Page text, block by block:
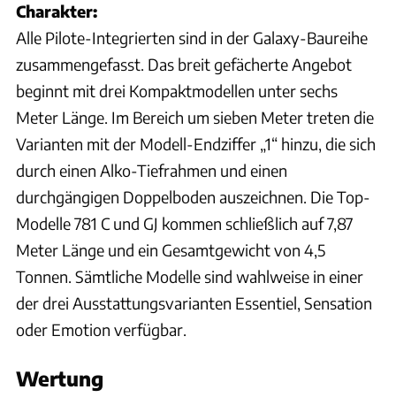
Charakter:
Alle Pilote-Integrierten sind in der Galaxy-Baureihe
zusammengefasst. Das breit gefächerte Angebot
beginnt mit drei Kompaktmodellen unter sechs
Meter Länge. Im Bereich um sieben Meter treten die
Varianten mit der Modell-Endziffer „1“ hinzu, die sich
durch einen Alko-Tiefrahmen und einen
durchgängigen Doppelboden auszeichnen. Die Top-
Modelle 781 C und GJ kommen schließlich auf 7,87
Meter Länge und ein Gesamtgewicht von 4,5
Tonnen. Sämtliche Modelle sind wahlweise in einer
der drei Ausstattungsvarianten Essentiel, Sensation
oder Emotion verfügbar.
Wertung